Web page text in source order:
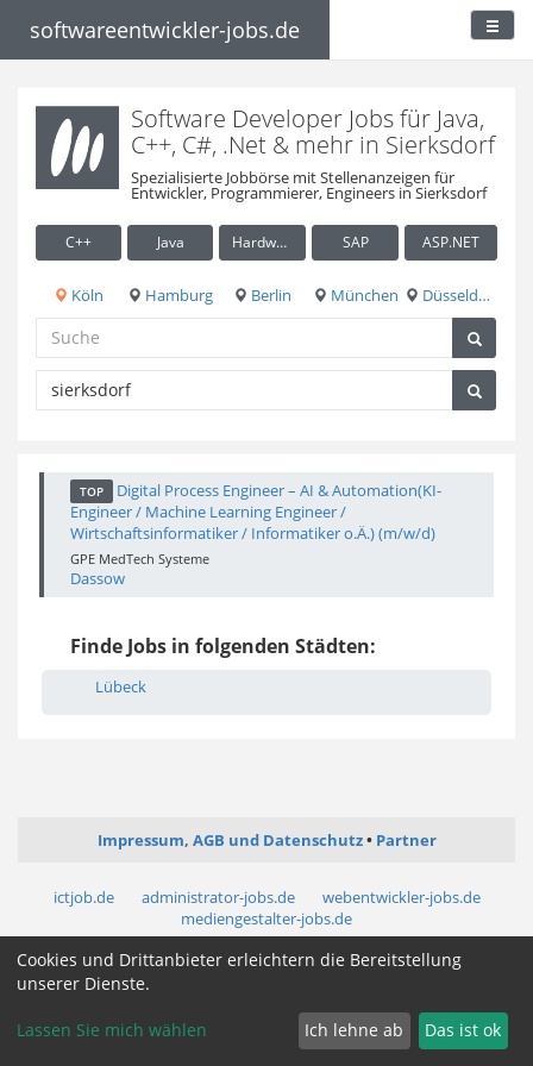
softwareentwickler-jobs.de
Software Developer Jobs für Java,
C++, C#, .Net & mehr in Sierksdorf
Spezialisierte Jobbörse mit Stellenanzeigen für
Entwickler, Programmierer, Engineers in Sierksdorf
C++ Java Hardware / Embedded SAP ASP.NET
Köln Hamburg Berlin München Düsseldorf
TOP
Digital Process Engineer – AI & Automation(KI-
Engineer / Machine Learning Engineer /
Wirtschaftsinformatiker / Informatiker o.Ä.) (m/w/d)
GPE MedTech Systeme
Dassow
Finde Jobs in folgenden Städten:
Lübeck
Impressum, AGB und Datenschutz Partner
ictjob.de administrator-jobs.de
webentwickler-jobs.de
mediengestalter-jobs.de
Cookies und Drittanbieter erleichtern die Bereitstellung
unserer Dienste.
Lassen Sie mich wählen Ich lehne ab Das ist ok